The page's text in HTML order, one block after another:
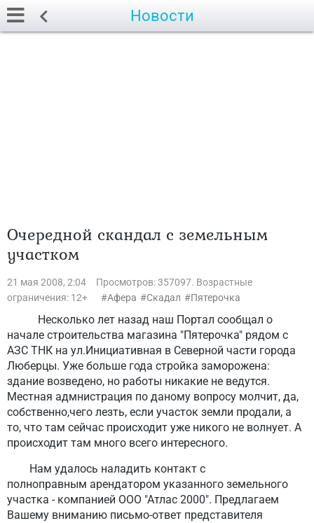
Новости
Очередной скандал с земельным
участком
21 мая 2008, 2:04
Просмотров: 357097. Возрастные
ограничения: 12+
Афера Скадал Пятерочка
Несколько лет назад наш Портал сообщал о
начале строительства магазина "Пятерочка" рядом с
АЗС ТНК на ул.Инициативная в Северной части города
Люберцы. Уже больше года стройка заморожена:
здание возведено, но работы никакие не ведутся.
Местная адмнистрация по даному вопросу молчит, да,
собственно,чего лезть, если участок земли продали, а
то, что там сейчас происходит уже никого не волнует. А
происходит там много всего интересного.
Нам удалось наладить контакт с
полноправным арендатором указанного земельного
участка - компанией ООО "Атлас 2000". Предлагаем
Вашему вниманию письмо-ответ представителя